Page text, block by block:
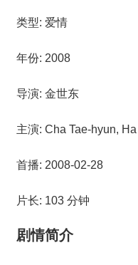
类型: 爱情
年份: 2008
导演: 金世东
主演: Cha Tae-hyun,
首播: 2008-02-28
片长: 103 分钟
剧情简介